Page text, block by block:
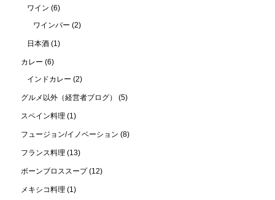
ワイン (6)
ワインバー (2)
日本酒 (1)
カレー (6)
インドカレー (2)
グルメ以外（経営者ブログ） (5)
スペイン料理 (1)
フュージョン/イノベーション (8)
フランス料理 (13)
ボーンブロススープ(12)
メキシコ料理 (1)